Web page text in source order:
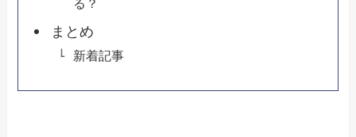
る？
まとめ
新着記事